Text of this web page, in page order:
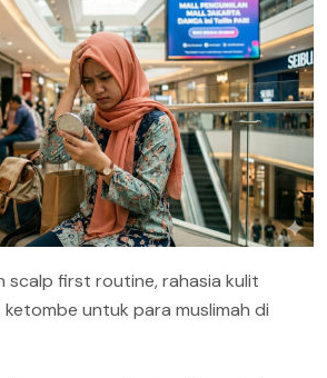
scalp first routine, rahasia kulit
untuk para muslimah di